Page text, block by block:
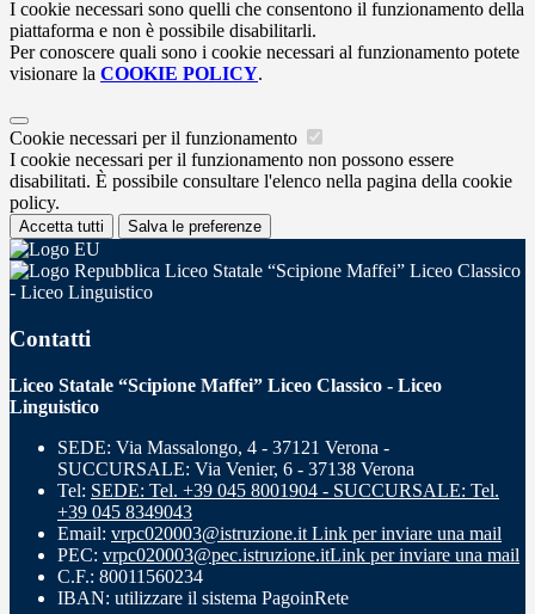
I cookie necessari sono quelli che consentono il funzionamento della
piattaforma e non è possibile disabilitarli.
Per conoscere quali sono i cookie necessari al funzionamento potete
visionare la COOKIE POLICY.
Cookie necessari per il funzionamento
I cookie necessari per il funzionamento non possono essere
disabilitati. È possibile consultare l'elenco nella pagina della cookie
policy.
Accetta tutti Salva le preferenze
Liceo Statale “Scipione Maffei” Liceo Classico
- Liceo Linguistico
Contatti
Liceo Statale “Scipione Maffei” Liceo Classico - Liceo
Linguistico
SEDE: Via Massalongo, 4 - 37121 Verona -
SUCCURSALE: Via Venier, 6 - 37138 Verona
Tel: SEDE: Tel. +39 045 8001904 - SUCCURSALE: Tel.
+39 045 8349043
Email: vrpc020003@istruzione.it Link per inviare una mail
PEC: vrpc020003@pec.istruzione.itLink per inviare una mail
C.F.: 80011560234
IBAN: utilizzare il sistema PagoinRete